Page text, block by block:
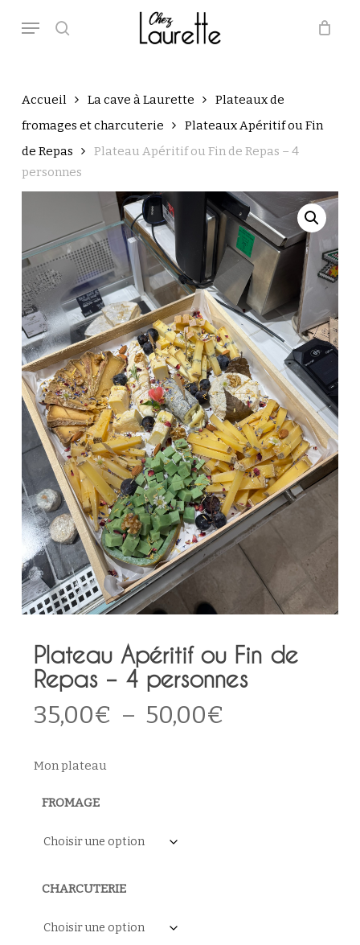
main
search
Menu
Panier Close
Accueil La cave à Laurette
Plateaux de
fromages et charcuterie
Plateaux Apéritif ou Fin
de Repas
Plateau Apéritif ou Fin de Repas – 4
personnes
Plateau Apéritif ou Fin de
Repas – 4 personnes
35,00€ – 50,00€
Mon plateau
FROMAGE
CHARCUTERIE